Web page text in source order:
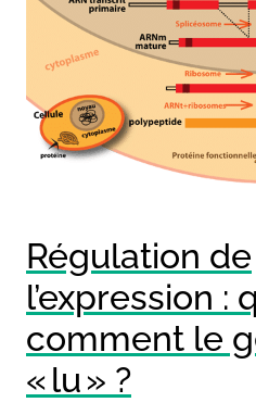
Régulation de
l’expression :
comment le
« lu » ?